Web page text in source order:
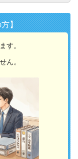
】
す。
ん。